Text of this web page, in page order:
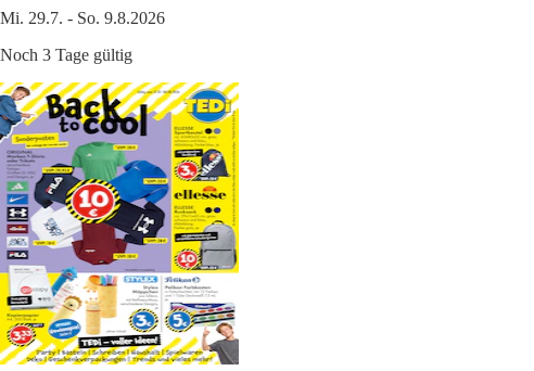
Mi. 29.7. - So. 9.8.2026
Noch 3 Tage gültig